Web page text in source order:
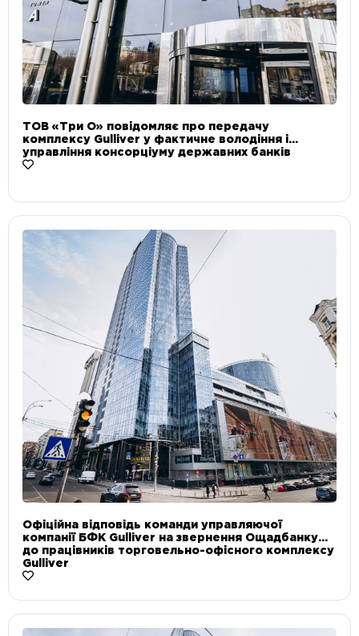
ТОВ «Три О» повідомляє про передачу
комплексу Gulliver у фактичне володіння і
управління консорціуму державних банків
Офіційна відповідь команди управляючої
компанії БФК Gulliver на звернення Ощадбанку
до працівників торговельно-офісного комплексу
Gulliver